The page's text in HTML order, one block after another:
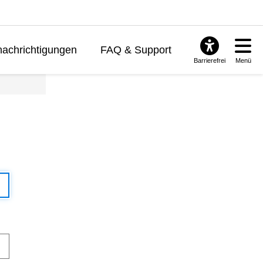
FAQ & Support
Barrierefrei Menü